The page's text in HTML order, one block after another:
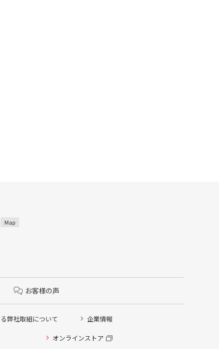
Map
お客様の声
弊社取組について 企業情報
オンラインストア